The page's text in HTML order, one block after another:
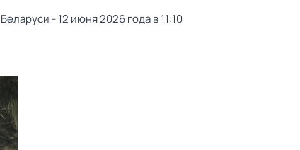
- 12 июня 2026 года в 11:10